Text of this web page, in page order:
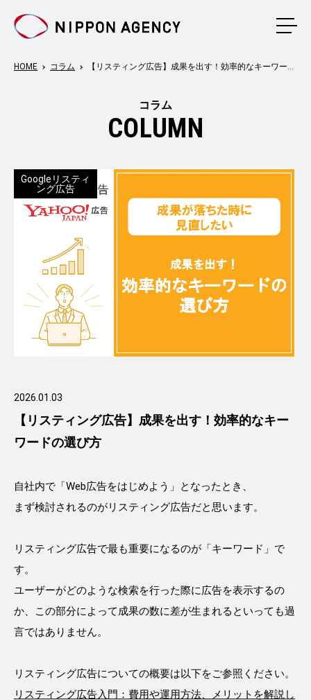
メニ
HOME コラム 【リスティング広告】成果を出す！効率的なキーワードの選び方
コラム
COLUMN
Googleリスティ
ング広告
2026.01.03
【リスティング広告】成果を出す！効率的なキー
ワードの選び方
自社内で「Web広告をはじめよう」となったとき、
まず検討されるのがリスティング広告だと思います。
リスティング広告で最も重要になるのが「キーワード」で
す。
ユーザーがどのような検索を行った際に広告を表示するの
か、この部分によって成果の数に差が生まれるといっても過
言ではありません。
リスティング広告についての概要は以下をご参照ください。
リスティング広告入門：費用や運用方法、メリットを解説し